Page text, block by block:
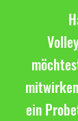
ein